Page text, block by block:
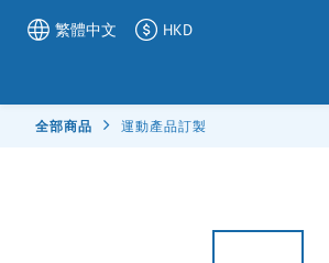
繁體中文 HKD
全部商品 運動產品訂製